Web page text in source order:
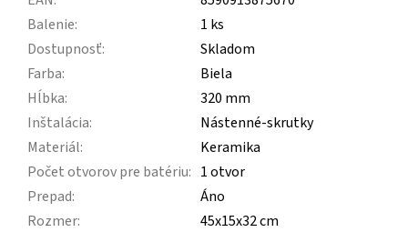
Balenie:
1 ks
Dostupnosť:
Skladom
Farba:
Biela
Hĺbka:
320 mm
Inštalácia:
Nástenné-skrutky
Materiál:
Keramika
Počet otvorov pre batériu: 1 otvor
Prepad:
Áno
Rozmer:
45x15x32 cm